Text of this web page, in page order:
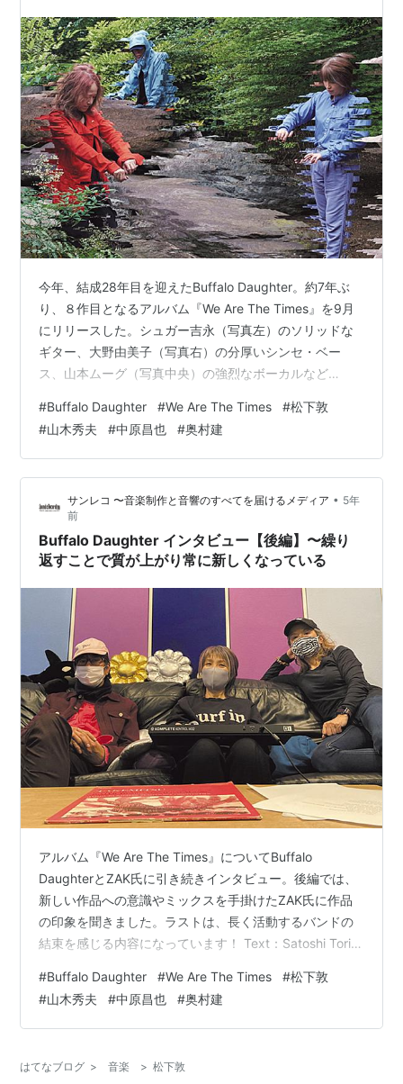
今年、結成28年目を迎えたBuffalo Daughter。約7年ぶ
り、８作目となるアルバム『We Are The Times』を9月
にリリースした。シュガー吉永（写真左）のソリッドな
ギター、大野由美子（写真右）の分厚いシンセ・ベー
ス、山本ムーグ（写真中央）の強烈なボーカルなど
新たな音像となっているのを強く感じ取れる。そのサウ
ンドの秘けつは一体何なのだろうか。メンバー３人と、
今作のミックスを手掛けたZAK氏にリモートでインタビ
ューを行った。 Text：Satoshi Torii Photo：Enno
Kapitza / Kosu…
#Buffalo Daughter #We Are The Times #松下敦
#山木秀夫 #中原昌也 #奥村建
サンレコ 〜音楽制作と音響のすべてを届けるメディア • 5年
前
Buffalo Daughter インタビュー【後編】〜繰り
返すことで質が上がり常に新しくなっている
アルバム『We Are The Times』についてBuffalo
DaughterとZAK氏に引き続きインタビュー。後編では、
新しい作品への意識やミックスを手掛けたZAK氏に作品
の印象を聞きました。ラストは、長く活動するバンドの
結束を感じる内容になっています！ Text：Satoshi Torii
ト） インタビュー前編はこちら： 自分たちが新しいと感
じるものを作る ーほかには、山木秀夫さんが「LOOP」
のドラムとしてクレジットされています。 大野
に録音…
#Buffalo Daughter #We Are The Times #松下敦
#山木秀夫 #中原昌也 #奥村建
はてなブログ > 音楽 > 松下敦